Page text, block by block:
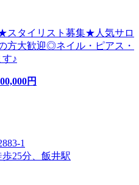
スタイリスト募集★人気サロ
方大歓迎◎ネイル・ピアス・
♪
円
1
25分、飯井駅